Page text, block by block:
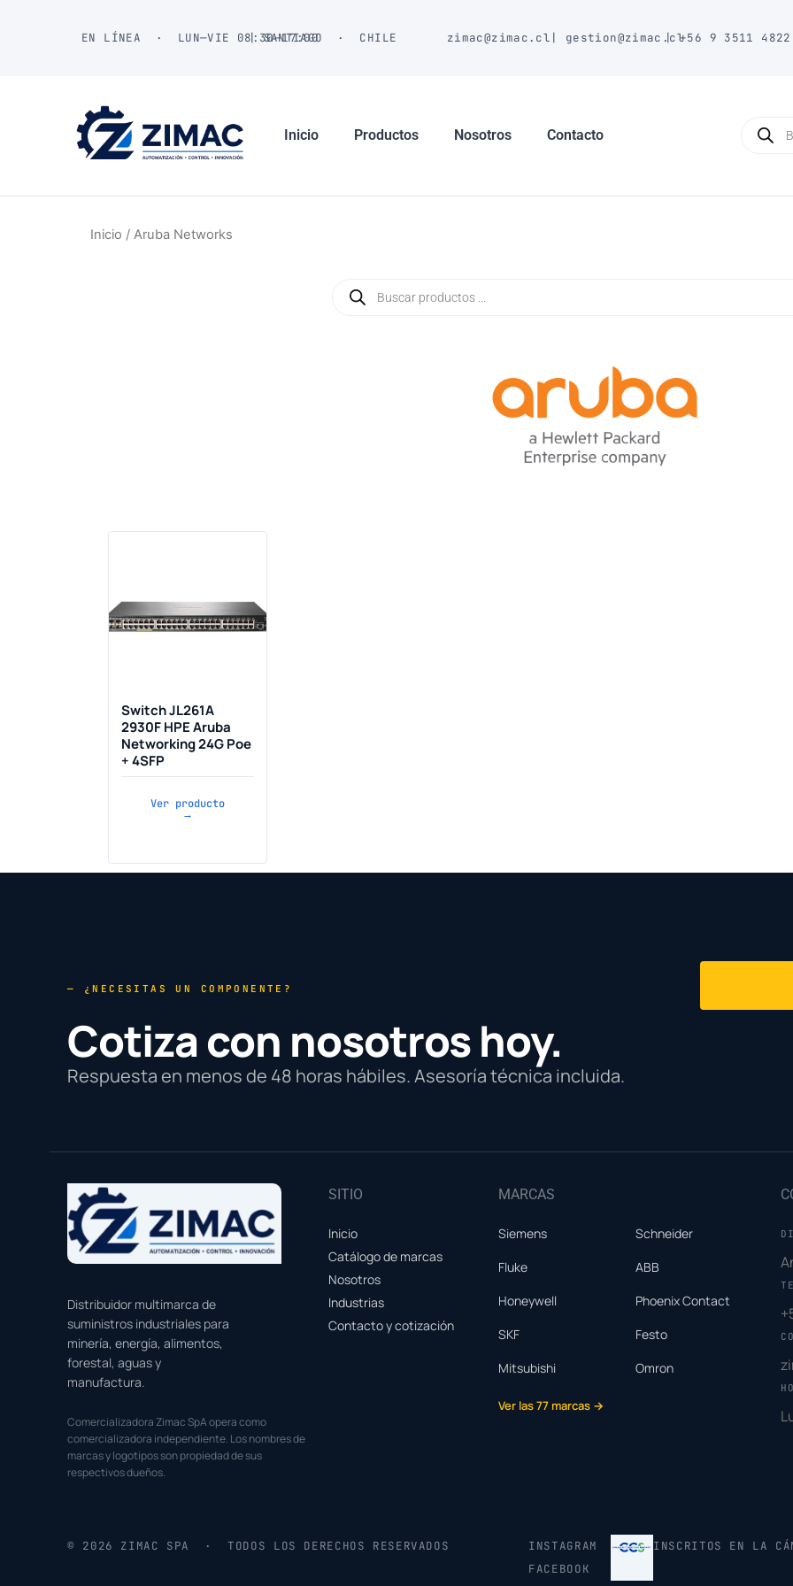
EN LÍNEA · LUN—VIE 08:30—17:00| SANTIAGO · CHILE zimac@zimac.cl | gestion@zimac.cl
|+56 9 3511 4822
Inicio Productos Nosotros Contacto
Inicio / Aruba Networks
productos
Switch JL261A
2930F HPE Aruba
Networking 24G Poe
+ 4SFP
Ver producto
→
— ¿NECESITAS UN COMPONENTE?
Cotiza con nosotros hoy.
Respuesta en menos de 48 horas hábiles. Asesoría técnica incluida.
Distribuidor multimarca de
suministros industriales para
minería, energía, alimentos,
forestal, aguas y
manufactura.
Comercializadora Zimac SpA opera como
comercializadora independiente. Los nombres de
marcas y logotipos son propiedad de sus
respectivos dueños.
SITIO
Inicio
Catálogo de marcas
Nosotros
Industrias
Contacto y cotización
MARCAS
Siemens
Schneider
Fluke
ABB
Honeywell
Phoenix Contact
SKF
Festo
Mitsubishi
Omron
Ver las 77 marcas →
© 2026 ZIMAC SPA · TODOS LOS DERECHOS RESERVADOS
INSTAGRAM
FACEBOOK
INSCRITOS EN LA